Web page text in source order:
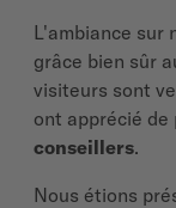
L'ambiance sur
grâce bien sûr
visiteurs sont
ont apprécié de
conseillers.
Nous étions